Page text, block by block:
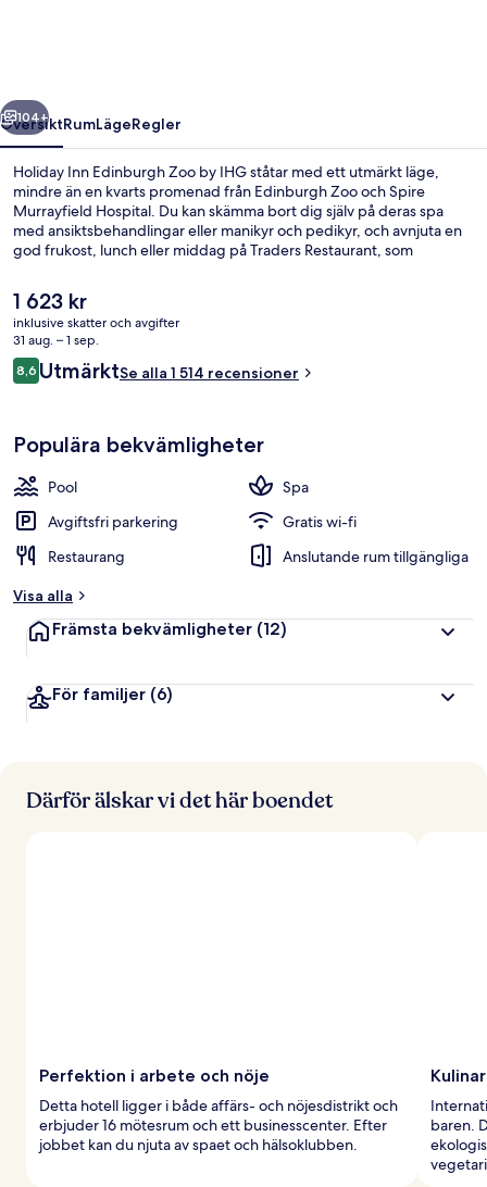
Nästa
104+
ÖversiktRumLägeRegler
Holiday Inn Edinburgh Zoo by IHG ståtar med ett utmärkt läge,
mindre än en kvarts promenad från Edinburgh Zoo och Spire
Murrayfield Hospital. Du kan skämma bort dig själv på deras spa
med ansiktsbehandlingar eller manikyr och pedikyr, och avnjuta en
god frukost, lunch eller middag på Traders Restaurant, som
inomhuspool, en bar/lounge och ett gym. Resenärer brukar tala
mycket väl om den hjälpsamma personalen och frukosten.
Det
nuvarande
priset
är
1 623 kr
1 623 kr
inklusive skatter och avgifter
31 aug. – 1 sep.
Recensioner
8,68,6 av 10,
UtmärktSe alla 1 514 recensioner
Populära bekvämligheter
Pool
Spa
Avgiftsfri parkering
Gratis wi-fi
Restaurang
Anslutande rum tillgängliga
Visa alla
Främsta bekvämligheter (12)
För familjer (6)
Därför älskar vi det här boendet
Perfektion i arbete och nöje
Detta hotell ligger i både affärs- och nöjesdistrikt och
erbjuder 16 mötesrum och ett businesscenter. Efter
jobbet kan du njuta av spaet och hälsoklubben.
baren.